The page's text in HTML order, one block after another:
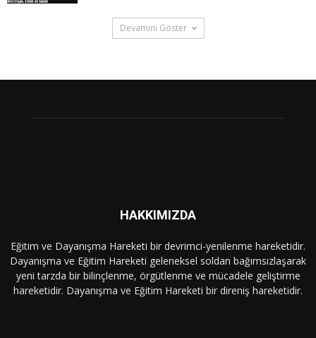
Devamını Göster
HAKKIMIZDA
Eğitim ve Dayanışma Hareketi bir devrimci-yenilenme hareketidir.
Dayanışma ve Eğitim Hareketi geleneksel soldan bağımsızlaşarak
yeni tarzda bir bilinçlenme, örgütlenme ve mücadele geliştirme
hareketidir. Dayanışma ve Eğitim Hareketi bir direniş hareketidir.